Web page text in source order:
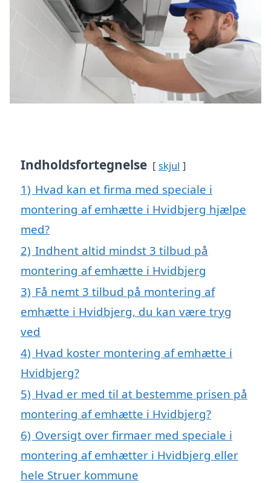
Indholdsfortegnelse skjul
1) Hvad kan et firma med speciale i
montering af emhætte i Hvidbjerg hjælpe
med?
2) Indhent altid mindst 3 tilbud på
montering af emhætte i Hvidbjerg
3) Få nemt 3 tilbud på montering af
emhætte i Hvidbjerg, du kan være tryg
ved
4) Hvad koster montering af emhætte i
Hvidbjerg?
5) Hvad er med til at bestemme prisen på
montering af emhætte i Hvidbjerg?
6) Oversigt over firmaer med speciale i
montering af emhætter i Hvidbjerg eller
hele Struer kommune